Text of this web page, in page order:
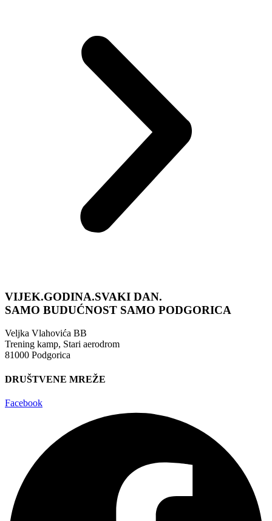
VIJEK.GODINA.SVAKI DAN.
SAMO BUDUĆNOST SAMO PODGORICA
Veljka Vlahovića BB
Trening kamp, Stari aerodrom
81000 Podgorica
DRUŠTVENE MREŽE
Facebook